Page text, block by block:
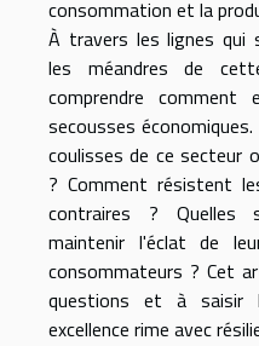
consommation et la
À travers les lignes qui
les méandres de
comprendre
secousses
coulisses de ce secteur
? Comment résistent
contraires ? Quelles
maintenir l'éclat de
consommateurs ? Cet
questions et à saisir
excellence rime avec